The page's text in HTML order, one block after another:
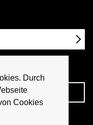
Durch
Cookies